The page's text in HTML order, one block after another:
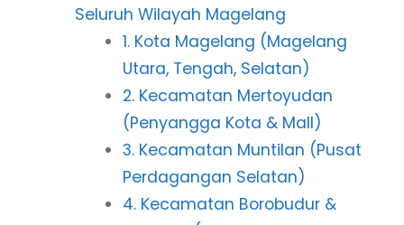
Seluruh Wilayah Magelang
1. Kota Magelang (Magelang
Utara, Tengah, Selatan)
2. Kecamatan Mertoyudan
(Penyangga Kota & Mall)
3. Kecamatan Muntilan (Pusat
Perdagangan Selatan)
4. Kecamatan Borobudur &